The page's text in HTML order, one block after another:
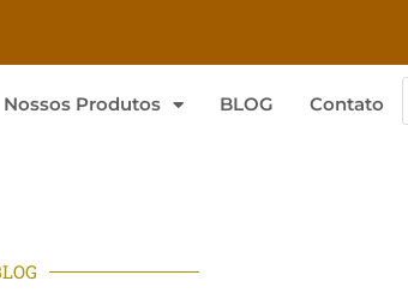
Nossos Produtos BLOG Contato